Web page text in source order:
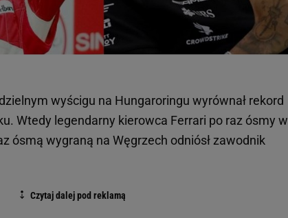
wyścigu na Hungaroringu wyrównał rekord
Wtedy legendarny kierowca Ferrari po raz ósmy w
ósmą wygraną na Węgrzech odniósł zawodnik